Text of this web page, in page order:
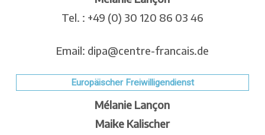
Tel. : +49 (0) 30 120 86 03 46
Email: dipa@centre-francais.de
Europäischer Freiwilligendienst
Mélanie Lançon
Maike Kalischer